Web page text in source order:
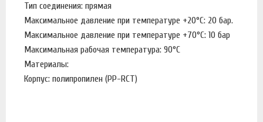
Тип соединения: прямая
Максимальное давление при температуре +20°С: 20 бар.
Максимальное давление при температуре +70°С: 10 бар
Максимальная рабочая температура: 90°С
Материалы:
Корпус: полипропилен (PP-RCT)